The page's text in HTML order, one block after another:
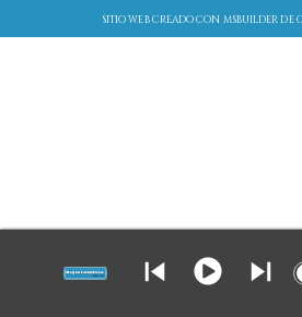
SITIO WEB CREADO CON MSBUILDER DE